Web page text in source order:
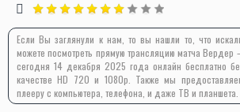
Если Вы заглянули к нам, то вы нашли то, что
можете посмотреть прямую трансляцию матча Вердер
сегодня 14 декабря 2025 года онлайн бесплатно
качестве HD 720 и 1080p. Также мы
плееру с компьютера, телефона, и даже ТВ и планшета.